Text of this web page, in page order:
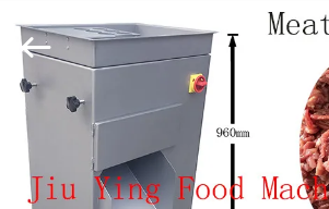
EVDE
ÜRÜN
Food
Machinery
Co.,Ltd.
Rights
Reserved.